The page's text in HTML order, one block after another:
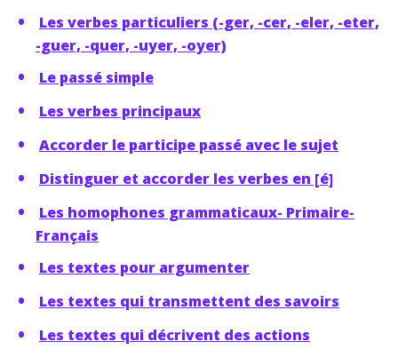
Les verbes particuliers (-ger, -cer, -eler, -eter,
-guer, -quer, -uyer, -oyer)
Le passé simple
Les verbes principaux
Accorder le participe passé avec le sujet
Distinguer et accorder les verbes en [é]
Les homophones grammaticaux- Primaire-
Français
Les textes pour argumenter
Les textes qui transmettent des savoirs
Les textes qui décrivent des actions